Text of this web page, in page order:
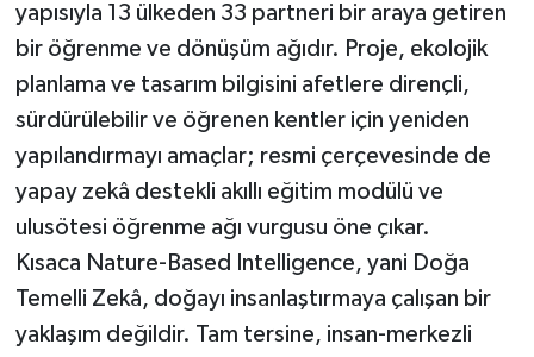
yapısıyla 13 ülkeden 33 partneri bir araya getiren
bir öğrenme ve dönüşüm ağıdır. Proje, ekolojik
planlama ve tasarım bilgisini afetlere dirençli,
sürdürülebilir ve öğrenen kentler için yeniden
yapılandırmayı amaçlar; resmi çerçevesinde de
yapay zekâ destekli akıllı eğitim modülü ve
ulusötesi öğrenme ağı vurgusu öne çıkar.
Kısaca Nature-Based Intelligence, yani Doğa
Temelli Zekâ, doğayı insanlaştırmaya çalışan bir
yaklaşım değildir. Tam tersine, insan-merkezli